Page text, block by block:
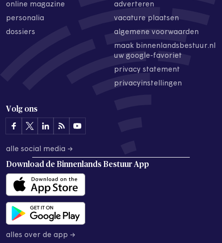
online magazine
personalia
dossiers
adverteren
vacature plaatsen
algemene voorwaarden
maak binnenlandsbestuur.nl
uw google-favoriet
privacy statement
privacyinstellingen
Volg ons
alle social media →
Download de Binnenlands Bestuur App
alles over de app →